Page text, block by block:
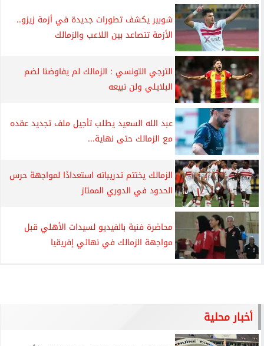
شوبير يكشف تطورات جديدة في أزمة زيزو..
الأزمة تتصاعد بين اللاعب والزمالك
الترجي التونسي : الزمالك لم يفاوضنا لضم
البلايلي ولن نبيعه
عبد الله السعيد يطلب تأجيل ملف تجديد عقده
مع الزمالك حتى نهاية...
الزمالك يختتم تدريباته استعدادًا لمواجهة حرس
الحدود في الدوري الممتاز
محاضرة فنية بالفيديو لسيدات الأهلي قبل
مواجهة الزمالك في نهائي إفريقيا
أخبار محلية